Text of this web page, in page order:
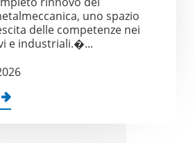
uno spazio
delle competenze nei
e industriali.�...